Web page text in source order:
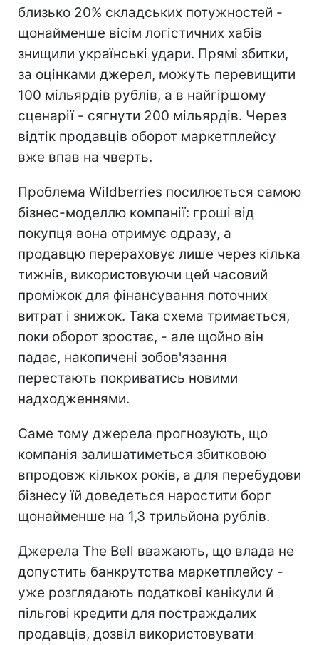
близько 20% складських потужностей -
щонайменше вісім логістичних хабів
знищили українські удари. Прямі збитки,
за оцінками джерел, можуть перевищити
100 мільярдів рублів, а в найгіршому
сценарії - сягнути 200 мільярдів. Через
відтік продавців оборот маркетплейсу
вже впав на чверть.
Проблема Wildberries посилюється самою
бізнес-моделлю компанії: гроші від
покупця вона отримує одразу, а
продавцю перераховує лише через кілька
тижнів, використовуючи цей часовий
проміжок для фінансування поточних
витрат і знижок. Така схема тримається,
поки оборот зростає, - але щойно він
падає, накопичені зобов'язання
перестають покриватись новими
надходженнями.
Саме тому джерела прогнозують, що
компанія залишатиметься збитковою
впродовж кількох років, а для перебудови
бізнесу їй доведеться наростити борг
щонайменше на 1,3 трильйона рублів.
Джерела The Bell вважають, що влада не
допустить банкрутства маркетплейсу -
уже розглядають податкові канікули й
пільгові кредити для постраждалих
продавців, дозвіл використовувати